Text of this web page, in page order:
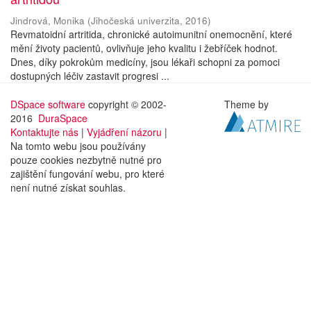
Jindrová, Monika (Jihočeská univerzita, 2016)
Revmatoidní artritida, chronické autoimunitní onemocnění, které
mění životy pacientů, ovlivňuje jeho kvalitu i žebříček hodnot.
Dnes, díky pokrokům medicíny, jsou lékaři schopni za pomoci
dostupných léčiv zastavit progresi ...
DSpace software copyright © 2002-
2016 DuraSpace
Kontaktujte nás | Vyjádření názoru |
Na tomto webu jsou používány
pouze cookies nezbytně nutné pro
zajištění fungování webu, pro které
není nutné získat souhlas.
Theme by